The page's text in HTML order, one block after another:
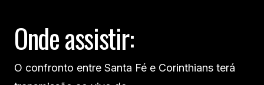
Onde assistir:
O confronto entre Santa Fé e Corinthians terá